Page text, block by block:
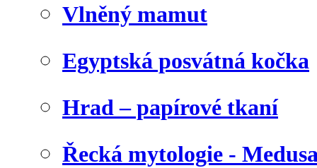
Vlněný mamut
Egyptská posvátná kočka
Hrad – papírové tkaní
Řecká mytologie -